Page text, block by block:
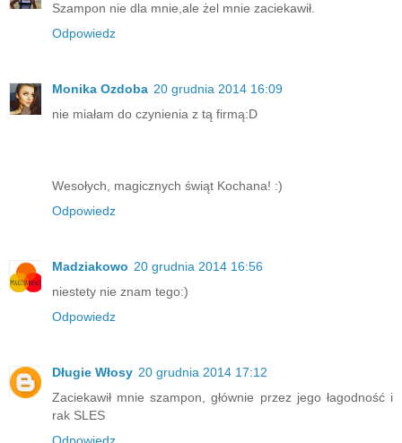
Szampon nie dla mnie,ale żel mnie zaciekawił.
Odpowiedz
Monika Ozdoba 20 grudnia 2014 16:09
nie miałam do czynienia z tą firmą:D
Wesołych, magicznych świąt Kochana! :)
Odpowiedz
Madziakowo 20 grudnia 2014 16:56
niestety nie znam tego:)
Odpowiedz
Długie Włosy 20 grudnia 2014 17:12
Zaciekawił mnie szampon, głównie przez jego łagodność i
rak SLES